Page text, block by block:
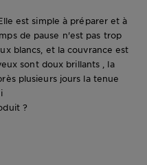
est simple à préparer et à
de pause n'est pas trop
blancs, et la couvrance est
sont doux brillants , la
plusieurs jours la tenue
?